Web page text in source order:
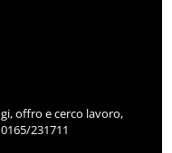
offro e cerco lavoro,
231711